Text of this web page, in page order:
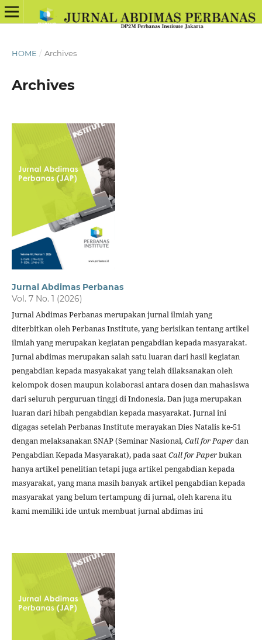
HOME / Archives
Archives
Jurnal Abdimas Perbanas
Vol. 7 No. 1 (2026)
Jurnal Abdimas Perbanas merupakan jurnal ilmiah yang
diterbitkan oleh Perbanas Institute, yang berisikan tentang artikel
ilmiah yang merupakan kegiatan pengabdian kepada masyarakat.
Jurnal abdimas merupakan salah satu luaran dari hasil kegiatan
pengabdian kepada masyakakat yang telah dilaksanakan oleh
kelompok dosen maupun kolaborasi antara dosen dan mahasiswa
dari seluruh perguruan tinggi di Indonesia. Dan juga merupakan
luaran dari hibah pengabdian kepada masyarakat. Jurnal ini
digagas setelah Perbanas Institute merayakan Dies Natalis ke-51
dengan melaksanakan SNAP (Seminar Nasional, Call for Paperdan
Pengabdian Kepada Masyarakat), pada saatCall for Paperbukan
hanya artikel penelitian tetapi juga artikel pengabdian kepada
masyarakat, yang mana masih banyak artikel pengabdian kepada
masyarakat yang belum tertampung di jurnal, oleh karena itu
kami memiliki ide untuk membuat jurnal abdimas ini